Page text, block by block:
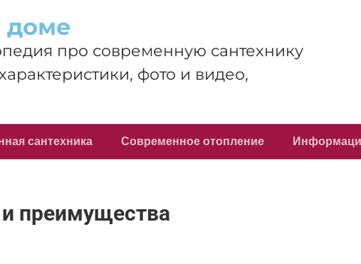
доме
про современную сантехнику
фото и видео,
сантехника Современное отопление
преимущества